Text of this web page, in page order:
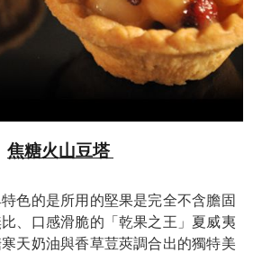
焦糖火山豆塔
色的是所用的堅果是完全不含膽固
、口感滑脆的「乾果之王」夏威夷
天奶油與香草荳莢調合出的獨特美